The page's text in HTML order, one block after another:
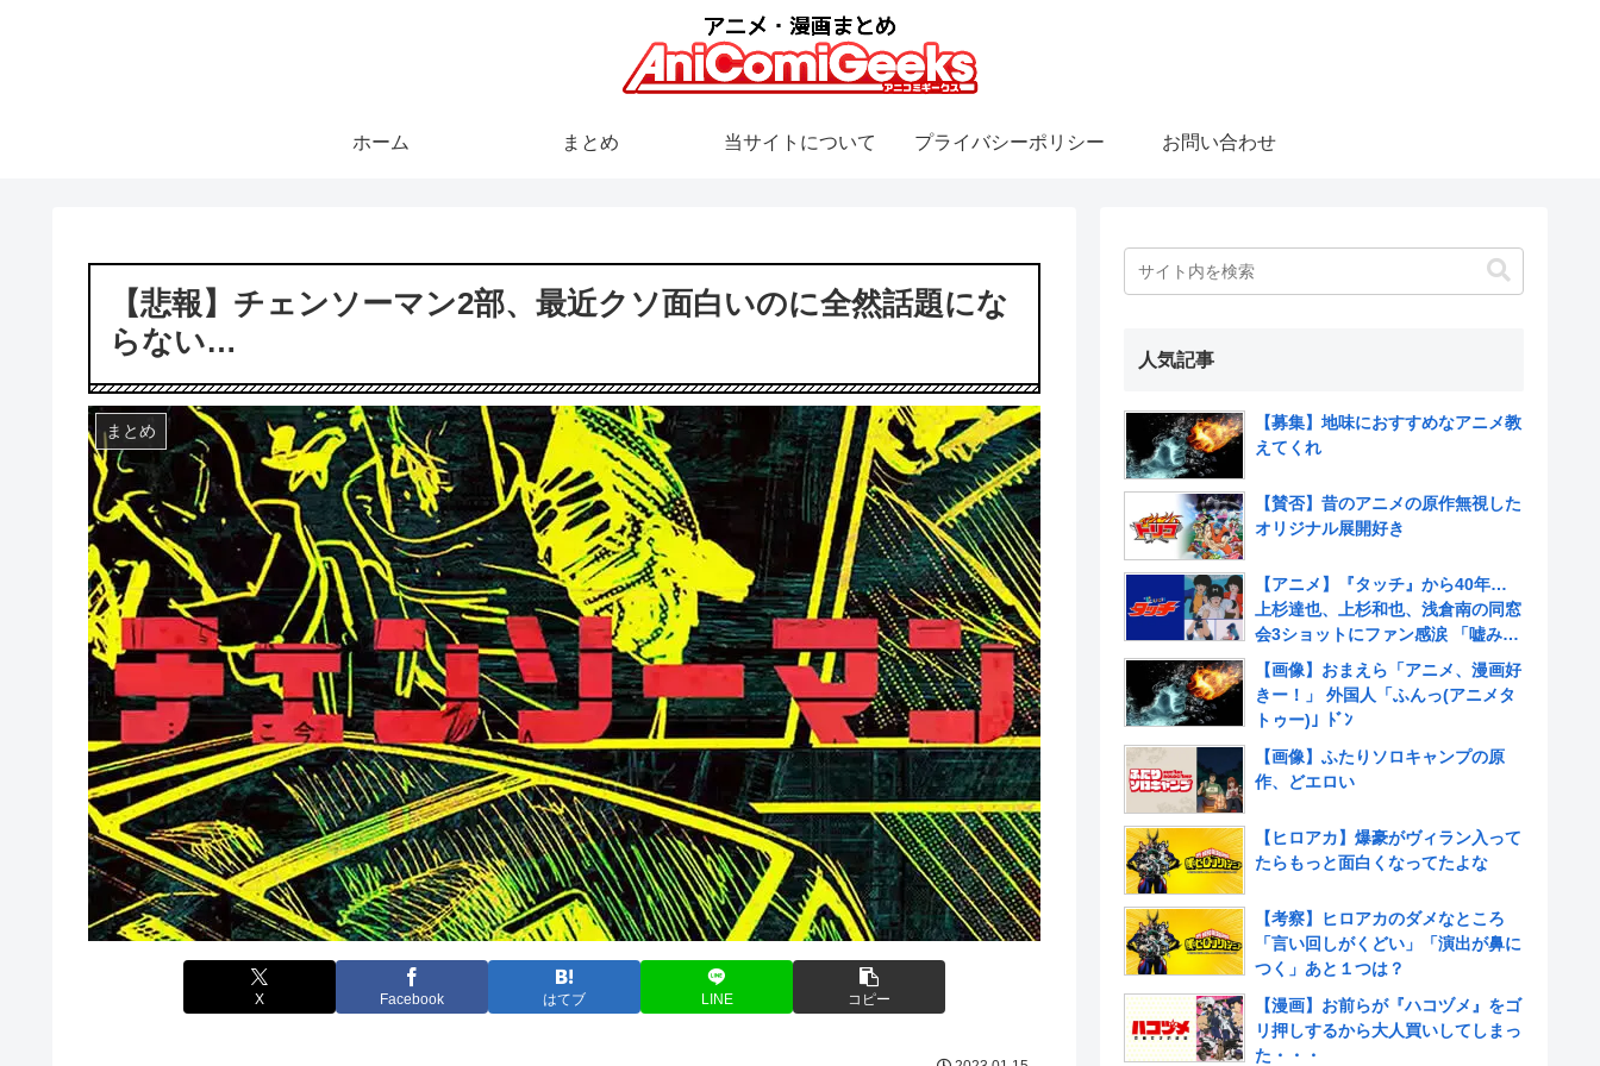
ホーム まとめ 当サイトについて プライバシーポリシー お問い合わせ
【悲報】チェンソーマン2部、最近クソ面白いのに全然話題にな
らない…
まとめ
X Facebook はてブ LINE コピー
人気記事
【募集】地味におすすめなアニメ教
えてくれ
【賛否】昔のアニメの原作無視した
オリジナル展開好き
【アニメ】『タッチ』から40年…
上杉達也、上杉和也、浅倉南の同窓
会3ショットにファン感涙 「嘘みた
いだろ…また三人揃ってるんだぜ」
【画像】おまえら「アニメ、漫画好
きー！」 外国人「ふんっ(アニメタ
トゥー)」ﾄﾞﾝ
【画像】ふたりソロキャンプの原
作、どエロい
【ヒロアカ】爆豪がヴィラン入って
たらもっと面白くなってたよな
【考察】ヒロアカのダメなところ
「言い回しがくどい」「演出が鼻に
つく」あと１つは？
【漫画】お前らが『ハコヅメ』をゴ
リ押しするから大人買いしてしまっ
た・・・